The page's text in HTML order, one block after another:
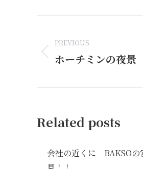
navigation
PREVIOUS
Previous
ホーチミンの夜景
Related posts
会社の近くに BAKSOの